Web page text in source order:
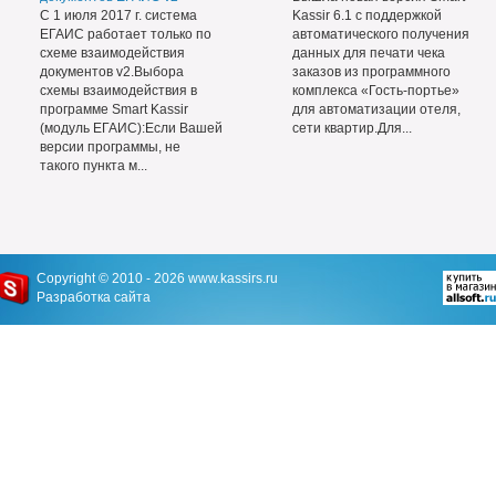
С 1 июля 2017 г. система
ЕГАИС работает только по
схеме взаимодействия
документов v2.Выбора
схемы взаимодействия в
программе Smart Kassir
(модуль ЕГАИС):Если Вашей
версии программы, не
такого пункта м...
Kassir 6.1 с поддержкой
автоматического получения
данных для печати чека
заказов из программного
комплекса «Гость-портье»
для автоматизации отеля,
сети квартир.Для...
Copyright © 2010 - 2026 www.kassirs.ru
Разработка сайта